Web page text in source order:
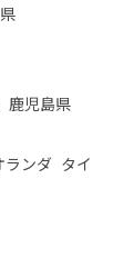
鹿児島県
ランダ タイ